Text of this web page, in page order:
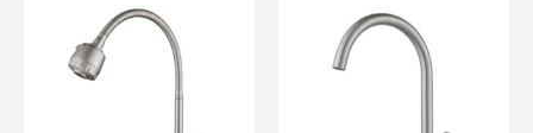
COCINA
COCINA